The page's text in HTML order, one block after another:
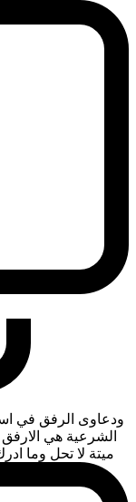
ودعاوى الرفق في
الشرعية هي
ميتة لا تحل وما